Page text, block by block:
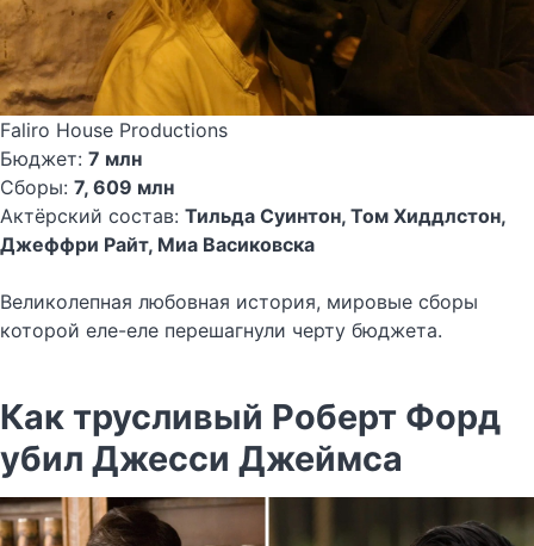
Faliro House Productions
Бюджет: 7 млн
Сборы: 7, 609 млн
Актёрский состав: Тильда Суинтон, Том Хиддлстон,
Джеффри Райт, Миа Васиковска
Великолепная любовная история, мировые сборы
которой еле-еле перешагнули черту бюджета.
Как трусливый Роберт Форд
убил Джесси Джеймса